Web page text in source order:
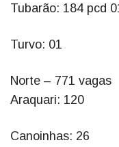
Tubarão: 184 pcd
Turvo: 01
Norte – 771 vagas
Araquari: 120
Canoinhas: 26